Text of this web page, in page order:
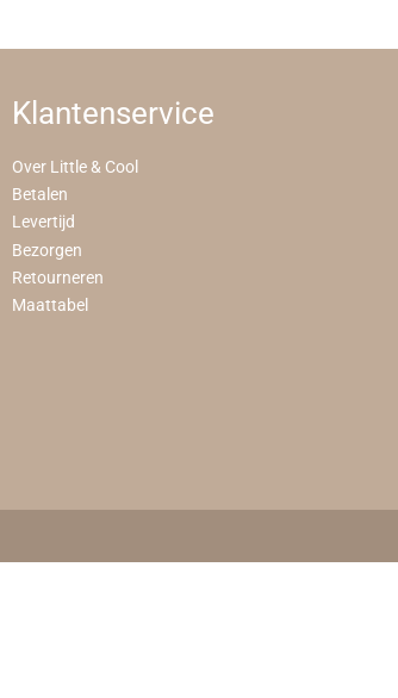
Klantenservice
Over Little & Cool
Betalen
Levertijd
Bezorgen
Retourneren
Maattabel